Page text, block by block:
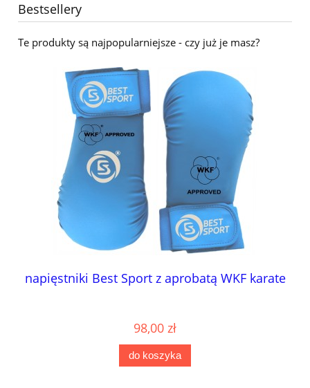
Bestsellery
Te produkty są najpopularniejsze - czy już je masz?
napięstniki Best Sport z aprobatą WKF karate
98,00 zł
do koszyka